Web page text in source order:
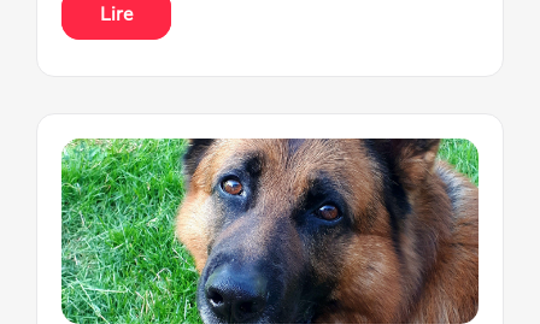
Lire